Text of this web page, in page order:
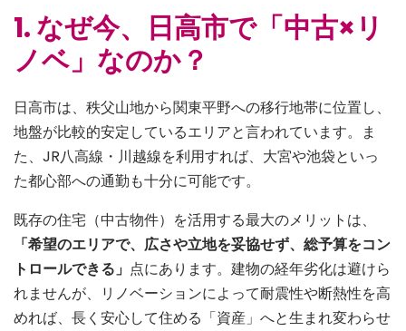
1. なぜ今、日高市で「中古×リ
ノベ」なのか？
日高市は、秩父山地から関東平野への移行地帯に位置し、
地盤が比較的安定しているエリアと言われています。ま
た、JR八高線・川越線を利用すれば、大宮や池袋といっ
た都心部への通勤も十分に可能です。
既存の住宅（中古物件）を活用する最大のメリットは、
「希望のエリアで、広さや立地を妥協せず、総予算をコン
トロールできる」 点にあります。建物の経年劣化は避けら
れませんが、リノベーションによって耐震性や断熱性を高
めれば、長く安心して住める「資産」へと生まれ変わらせ